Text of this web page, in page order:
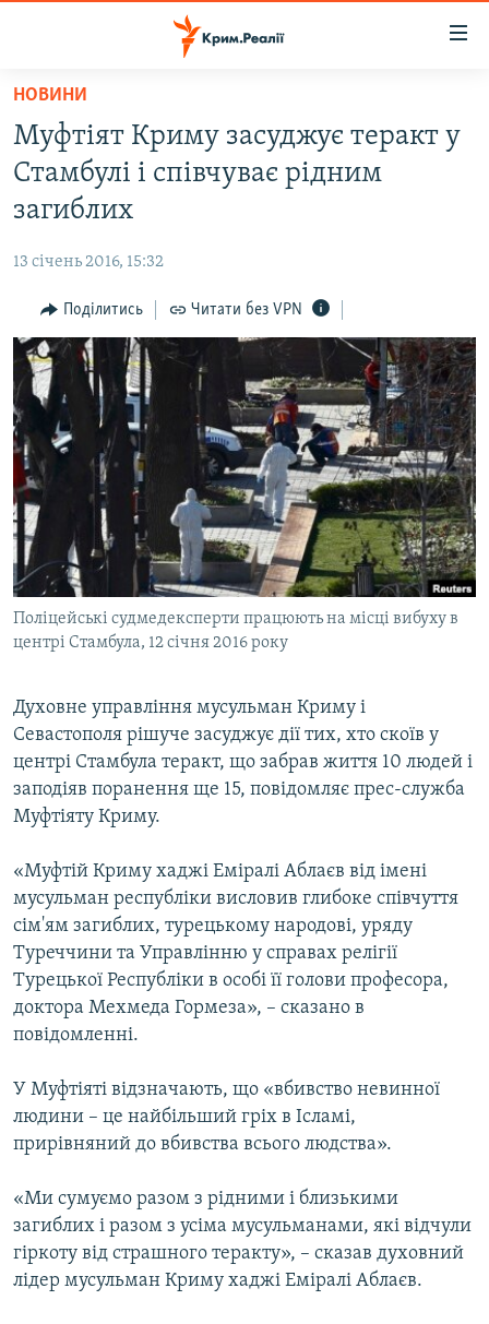
Перейти
основного
матеріалу
Перейти
до
основної
Перейти
до
пошуку
НОВИНИ
ВОДА.КРИМ
ВІДЕО ТА ФОТО
БЛОГИ
ПОГЛЯД
ІНТЕРВ'Ю
ВСЕ ЗА ДЕНЬ
СПЕЦПРОЕКТИ
ДЕПОРТАЦІЯ
ВІДЕОУРОКИ «ELIFBE»
СВІДЧЕННЯ ОКУПАЦІЇ
УКРАЇНСЬКА ПРОБЛЕМА КРИМУ
ІНФОГРАФІКА
ЯК ОБІЙТИ БЛОКУВАННЯ
Русский
Qırımtatar
ДОЛУЧАЙСЯ!
Усі сайти RFE/RL
НОВИНИ
Муфтіят Криму засуджує теракт у
Стамбулі і співчуває рідним
загиблих
13 січень 2016, 15:32
Поділитись Читати без VPN
Поліцейські судмедексперти працюють на місці вибуху в
центрі Стамбула, 12 січня 2016 року
Духовне управління мусульман Криму і
Севастополя рішуче засуджує дії тих, хто скоїв у
центрі Стамбула теракт, що забрав життя 10 людей і
заподіяв поранення ще 15, повідомляє прес-служба
Муфтіяту Криму.
«Муфтій Криму хаджі Еміралі Аблаєв від імені
мусульман республіки висловив глибоке співчуття
сім'ям загиблих, турецькому народові, уряду
Туреччини та Управлінню у справах релігії
Турецької Республіки в особі її голови професора,
доктора Мехмеда Гормеза», – сказано в
повідомленні.
У Муфтіяті відзначають, що «вбивство невинної
людини – це найбільший гріх в Ісламі,
прирівняний до вбивства всього людства».
«Ми сумуємо разом з рідними і близькими
загиблих і разом з усіма мусульманами, які відчули
гіркоту від страшного теракту», – сказав духовний
лідер мусульман Криму хаджі Еміралі Аблаєв.